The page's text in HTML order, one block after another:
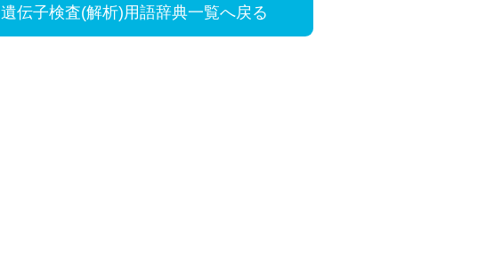
遺伝子検査(解析)用語辞典一覧へ戻る